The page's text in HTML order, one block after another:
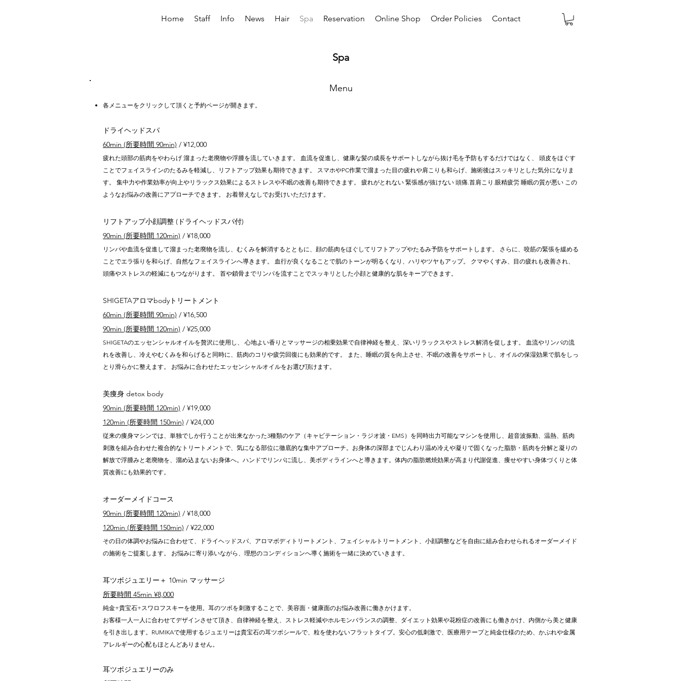
Home Staff Info News Hair Spa Reservation Online Shop Order Policies Contact
Spa
Menu
各メニューをクリックして頂くと予約ページが開きます。
ドライヘッドスパ
60min (所要時間 90min) / ¥12,000
疲れた頭部の筋肉をやわらげ 溜まった老廃物や浮腫を流していきます。 血流を促進し、健康な髪の成長をサポートしながら抜け毛を予防もするだけではなく、 頭皮をほぐす
ことでフェイスラインのたるみを軽減し、リフトアップ効果も期待できます。 スマホやPC作業で溜まった目の疲れや肩こりも和らげ、施術後はスッキリとした気分になりま
す。 集中力や作業効率が向上やリラックス効果によるストレスや不眠の改善も期待できます。 疲れがとれない 緊張感が抜けない 頭痛.首肩こり.眼精疲労 睡眠の質が悪い この
ようなお悩みの改善にアプローチできます。 お着替えなしでお受けいただけます。
リフトアップ小顔調整 (ドライヘッドスパ付)
90min (所要時間 120min) / ¥18,000
リンパや血流を促進して溜まった老廃物を流し、むくみを解消するとともに、顔の筋肉をほぐしてリフトアップやたるみ予防をサポートします。 さらに、咬筋の緊張を緩める
ことでエラ張りを和らげ、自然なフェイスラインへ導きます。 血行が良くなることで肌のトーンが明るくなり、ハリやツヤもアップ。 クマやくすみ、目の疲れも改善され、
頭痛やストレスの軽減にもつながります。 首や鎖骨までリンパを流すことでスッキリとした小顔と健康的な肌をキープできます。
SHIGETAアロマbodyトリートメント
60min (所要時間 90min) / ¥16,500
90min (所要時間 120min) / ¥25,000
SHIGETAのエッセンシャルオイルを贅沢に使用し、 心地よい香りとマッサージの相乗効果で自律神経を整え、深いリラックスやストレス解消を促します。 血流やリンパの流
れを改善し、冷えやむくみを和らげると同時に、筋肉のコリや疲労回復にも効果的です。 また、睡眠の質を向上させ、不眠の改善をサポートし、オイルの保湿効果で肌をしっ
とり滑らかに整えます。 お悩みに合わせたエッセンシャルオイルをお選び頂けます。
美痩身 detox body
90min (所要時間 120min) / ¥19,000
120min (所要時間 150min) / ¥24,000
従来の痩身マシンでは、単独でしか行うことが出来なかった3種類のケア（キャビテーション・ラジオ波・EMS）を同時出力可能なマシンを使用し、超音波振動、温熱、筋肉
刺激を組み合わせた複合的なトリートメントで、気になる部位に徹底的な集中アプローチ。お身体の深部までじんわり温め冷えや凝りで固くなった脂肪・筋肉を分解と凝りの
解放で浮腫みと老廃物を、溜め込まないお身体へ。ハンドでリンパに流し、美ボディラインへと導きます。体内の脂肪燃焼効果が高まり代謝促進、痩せやすい身体づくりと体
質改善にも効果的です。
オーダーメイドコース
90min (所要時間 120min) / ¥18,000
120min (所要時間 150min) / ¥22,000
その日の体調やお悩みに合わせて、ドライヘッドスパ、アロマボディトリートメント、フェイシャルトリートメント、小顔調整などを自由に組み合わせられるオーダーメイド
の施術をご提案します。 お悩みに寄り添いながら、理想のコンディションへ導く施術を一緒に決めていきます。
耳ツボジュエリー＋ 10min マッサージ
所要時間 45min ¥8,000
純金+貴宝石+スワロフスキーを使用。耳のツボを刺激することで、美容面・健康面のお悩み改善に働きかけます。
お客様一人一人に合わせてデザインさせて頂き、自律神経を整え、ストレス軽減やホルモンバランスの調整、ダイエット効果や花粉症の改善にも働きかけ、内側から美と健康
を引き出します。RUMIKAで使用するジュエリーは貴宝石の耳ツボシールで、粒を使わないフラットタイプ。安心の低刺激で、医療用テープと純金仕様のため、かぶれや金属
アレルギーの心配もほとんどありません。
耳ツボジュエリーのみ